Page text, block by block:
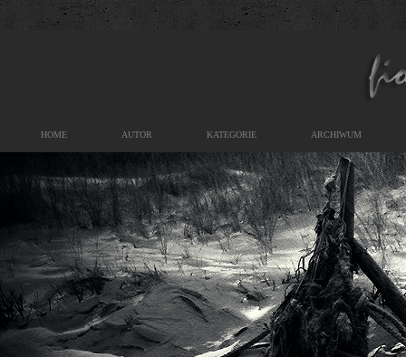
HOME AUTOR KATEGORIE ARCHIWUM